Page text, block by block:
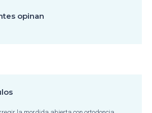
opinan